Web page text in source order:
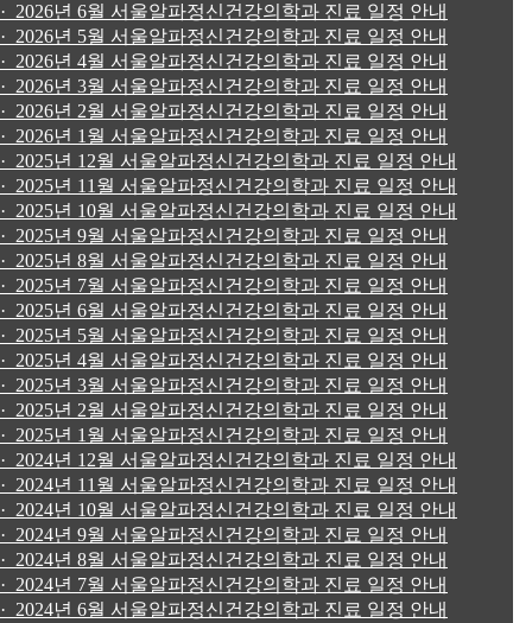
· 2026년 6월 서울알파정신건강의학과 진료 일정 안내
· 2026년 5월 서울알파정신건강의학과 진료 일정 안내
· 2026년 4월 서울알파정신건강의학과 진료 일정 안내
· 2026년 3월 서울알파정신건강의학과 진료 일정 안내
· 2026년 2월 서울알파정신건강의학과 진료 일정 안내
· 2026년 1월 서울알파정신건강의학과 진료 일정 안내
· 2025년 12월 서울알파정신건강의학과 진료 일정 안내
· 2025년 11월 서울알파정신건강의학과 진료 일정 안내
· 2025년 10월 서울알파정신건강의학과 진료 일정 안내
· 2025년 9월 서울알파정신건강의학과 진료 일정 안내
· 2025년 8월 서울알파정신건강의학과 진료 일정 안내
· 2025년 7월 서울알파정신건강의학과 진료 일정 안내
· 2025년 6월 서울알파정신건강의학과 진료 일정 안내
· 2025년 5월 서울알파정신건강의학과 진료 일정 안내
· 2025년 4월 서울알파정신건강의학과 진료 일정 안내
· 2025년 3월 서울알파정신건강의학과 진료 일정 안내
· 2025년 2월 서울알파정신건강의학과 진료 일정 안내
· 2025년 1월 서울알파정신건강의학과 진료 일정 안내
· 2024년 12월 서울알파정신건강의학과 진료 일정 안내
· 2024년 11월 서울알파정신건강의학과 진료 일정 안내
· 2024년 10월 서울알파정신건강의학과 진료 일정 안내
· 2024년 9월 서울알파정신건강의학과 진료 일정 안내
· 2024년 8월 서울알파정신건강의학과 진료 일정 안내
· 2024년 7월 서울알파정신건강의학과 진료 일정 안내
· 2024년 6월 서울알파정신건강의학과 진료 일정 안내